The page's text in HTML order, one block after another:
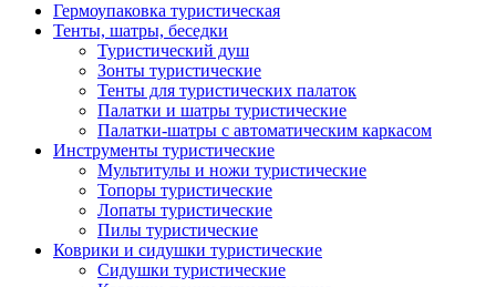
Гермоупаковка туристическая
Тенты, шатры, беседки
Туристический душ
Зонты туристические
Тенты для туристических палаток
Палатки и шатры туристические
Палатки-шатры с автоматическим каркасом
Инструменты туристические
Мультитулы и ножи туристические
Топоры туристические
Лопаты туристические
Пилы туристические
Коврики и сидушки туристические
Сидушки туристические